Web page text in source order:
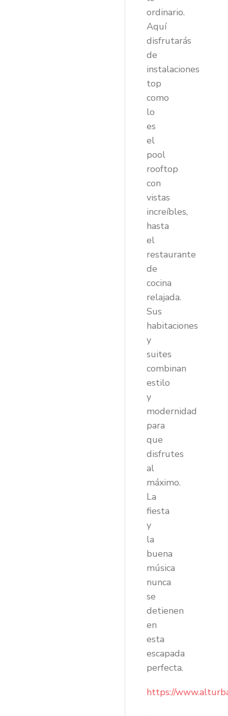
ordinario.
Aquí
disfrutarás
de
instalaciones
top
como
lo
es
el
pool
rooftop
con
vistas
increíbles,
hasta
el
restaurante
de
cocina
relajada.
Sus
habitaciones
y
suites
combinan
estilo
y
modernidad
para
que
disfrutes
al
máximo.
La
fiesta
y
la
buena
música
nunca
se
detienen
en
esta
escapada
perfecta.
https://